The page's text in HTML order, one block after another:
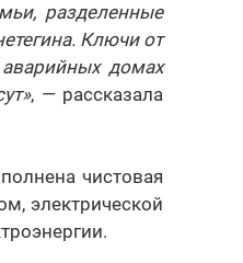
разделенные
Ключи от
домах
, — рассказала
чистовая
электрической